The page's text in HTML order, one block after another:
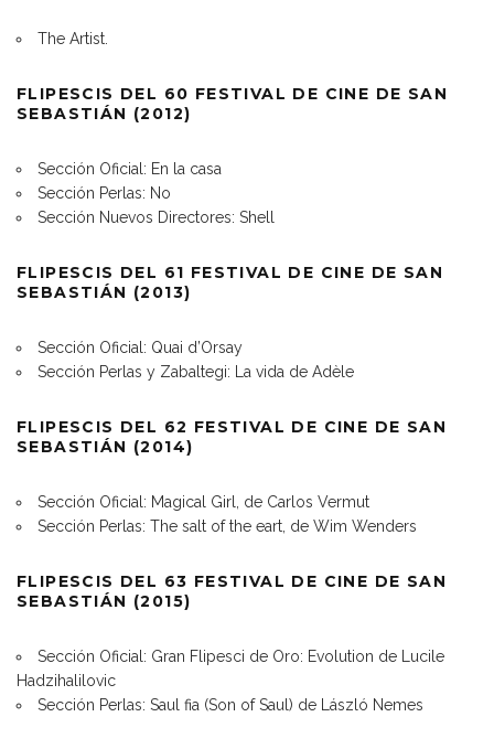
The Artist.
FLIPESCIS DEL 60 FESTIVAL DE CINE DE SAN
SEBASTIÁN (2012)
Sección Oficial: En la casa
Sección Perlas: No
Sección Nuevos Directores: Shell
FLIPESCIS DEL 61 FESTIVAL DE CINE DE SAN
SEBASTIÁN (2013)
Sección Oficial: Quai d’Orsay
Sección Perlas y Zabaltegi: La vida de Adèle
FLIPESCIS DEL 62 FESTIVAL DE CINE DE SAN
SEBASTIÁN (2014)
Sección Oficial: Magical Girl, de Carlos Vermut
Sección Perlas: The salt of the eart, de Wim Wenders
FLIPESCIS DEL 63 FESTIVAL DE CINE DE SAN
SEBASTIÁN (2015)
Sección Oficial: Gran Flipesci de Oro: Evolution de Lucile
Hadzihalilovic
Sección Perlas: Saul fia (Son of Saul) de László Nemes